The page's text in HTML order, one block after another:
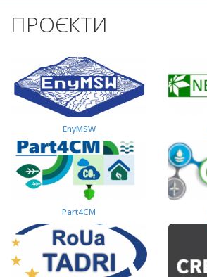
ПРОЄКТИ
EnyMSW
Part4СМ